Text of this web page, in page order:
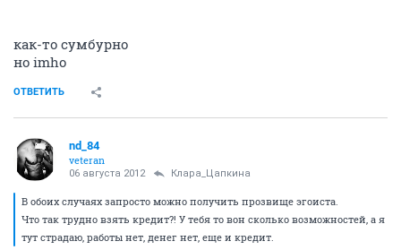
как-то сумбурно
но imho
ОТВЕТИТЬ
nd_84
veteran
06 августа 2012 Клара_Цапкина
В обоих случаях запросто можно получить прозвище эгоиста.
Что так трудно взять кредит?! У тебя то вон сколько возможностей, а я
тут страдаю, работы нет, денег нет, еще и кредит.